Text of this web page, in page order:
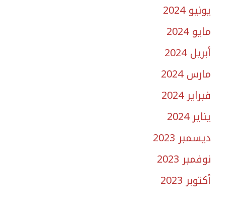
يونيو 2024
مايو 2024
أبريل 2024
مارس 2024
فبراير 2024
يناير 2024
ديسمبر 2023
نوفمبر 2023
أكتوبر 2023